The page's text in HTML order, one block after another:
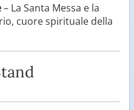
– La Santa Messa e la
cuore spirituale della